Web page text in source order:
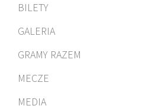
BILETY
GALERIA
GRAMY RAZEM
MECZE
MEDIA